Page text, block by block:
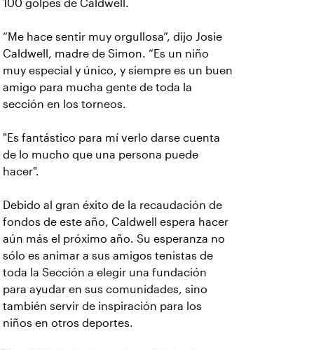
100 golpes de Caldwell.
“Me hace sentir muy orgullosa”, dijo Josie
Caldwell, madre de Simon. “Es un niño
muy especial y único, y siempre es un buen
amigo para mucha gente de toda la
sección en los torneos.
"Es fantástico para mí verlo darse cuenta
de lo mucho que una persona puede
hacer".
Debido al gran éxito de la recaudación de
fondos de este año, Caldwell espera hacer
aún más el próximo año. Su esperanza no
sólo es animar a sus amigos tenistas de
toda la Sección a elegir una fundación
para ayudar en sus comunidades, sino
también servir de inspiración para los
niños en otros deportes.